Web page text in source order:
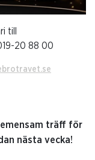
till
20 88 00
träff för
nästa vecka!